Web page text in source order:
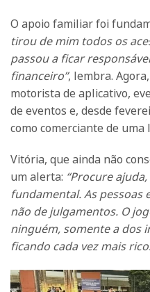
O apoio familiar foi
tirou de mim todos os
passou a ficar
financeiro”, lembra.
motorista de aplicativo,
de eventos e, desde
como comerciante de
Vitória, que ainda não
um alerta: “Procure
fundamental. As pessoas
não de julgamentos. O
ninguém, somente a dos
ficando cada vez mais